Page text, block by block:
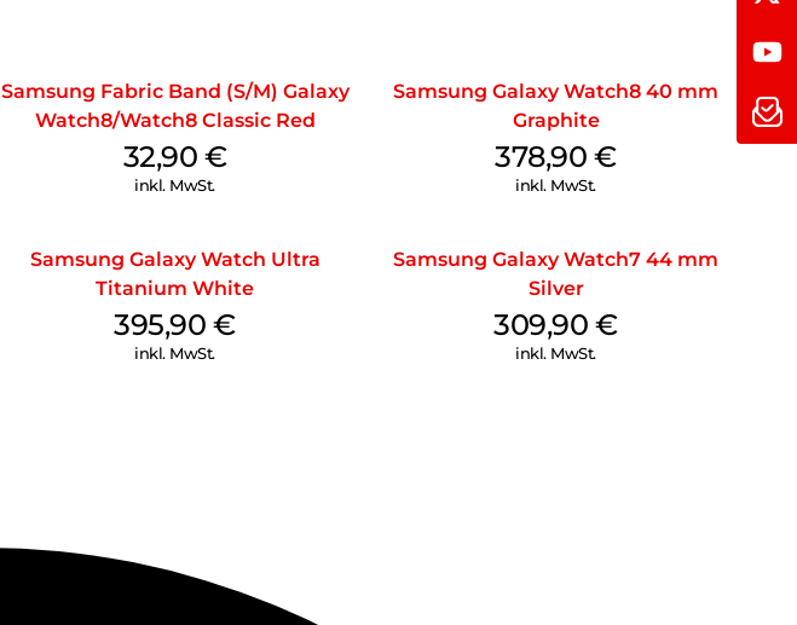
Samsung Fabric Band (S/M) Galaxy
Watch8/Watch8 Classic Red
32,90 €
inkl. MwSt.
Samsung Galaxy Watch8 40 mm
Graphite
378,90€
inkl. MwSt.
Samsung Galaxy Watch Ultra
Titanium White
395,90€
inkl. MwSt.
Samsung Galaxy Watch7 44 mm
Silver
309,90€
inkl. MwSt.